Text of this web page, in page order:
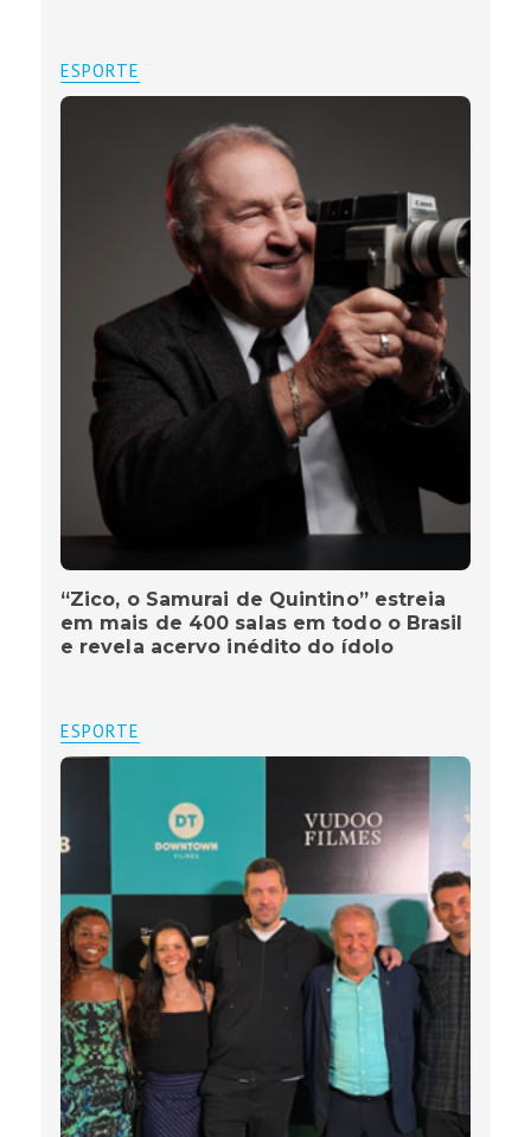
ESPORTE
“Zico, o Samurai de Quintino” estreia
em mais de 400 salas em todo o Brasil
e revela acervo inédito do ídolo
ESPORTE